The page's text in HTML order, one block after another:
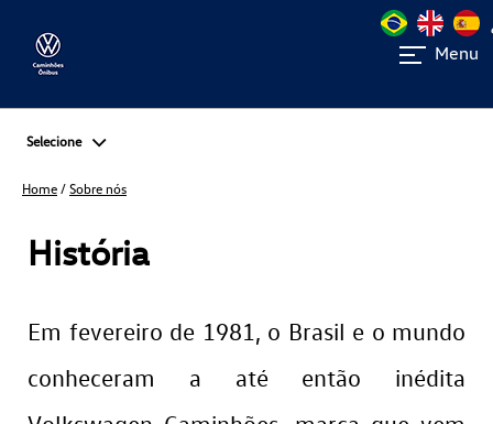
Menu
Selecione
Home / Sobre nós
História
Em fevereiro de 1981, o Brasil e o mundo
conheceram a até então inédita